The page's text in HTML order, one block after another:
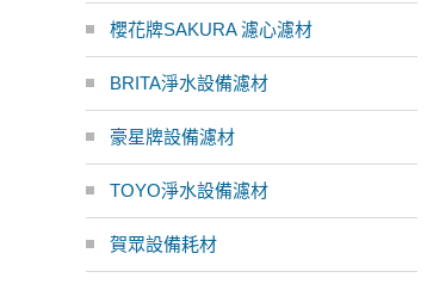
櫻花牌SAKURA 濾心濾材
BRITA淨水設備濾材
豪星牌設備濾材
TOYO淨水設備濾材
賀眾設備耗材